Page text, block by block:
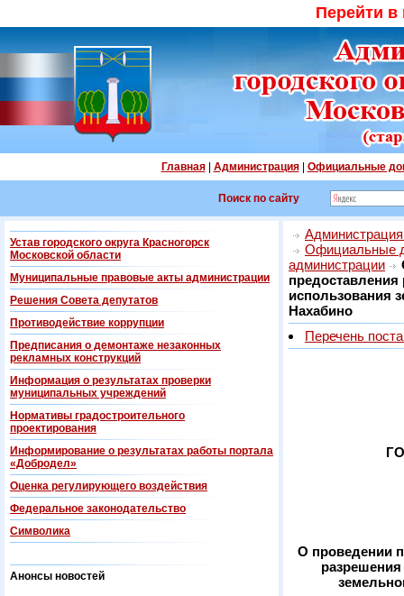
Перейти
Главная| Администрация| Официальные
Поиск по сайту
Устав городского округа Красногорск
Московской области
Муниципальные правовые акты администрации
Решения Совета депутатов
Противодействие коррупции
Предписания о демонтаже незаконных
рекламных конструкций
Информация о результатах проверки
муниципальных учреждений
Нормативы градостроительного
проектирования
Информирование о результатах работы портала
«Добродел»
Оценка регулирующего воздействия
Федеральнoe законодательство
Символика
Анонсы новостей
Администрация
Официальные
администрации
использования
Нахабино
Перечень
О проведении